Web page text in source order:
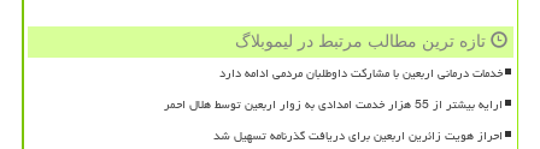
تازه ترین مطالب مرتبط در لیموبلاگ
خدمات درمانی اربعین با مشارکت داوطلبان مردمی ادامه دارد
ارایه بیشتر از 55 هزار خدمت امدادی به زوار اربعین توسط هلال احمر
احراز هویت زائرین اربعین برای دریافت گذرنامه تسهیل شد